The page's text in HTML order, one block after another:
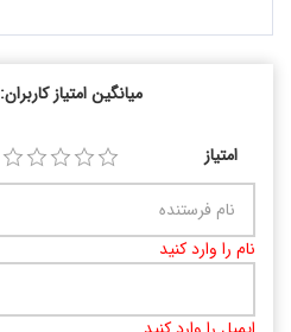
میانگین امتیاز کاربران: 0.0 (0 رای)
امتیاز
نام را وارد کنید